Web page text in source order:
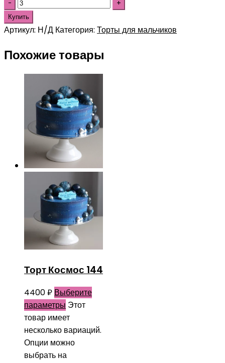
Купить
Артикул: Н/Д Категория: Торты для мальчиков
Похожие товары
Торт Космос 144
4400₽ Выберите
параметры Этот
товар имеет
несколько вариаций.
Опции можно
выбрать на